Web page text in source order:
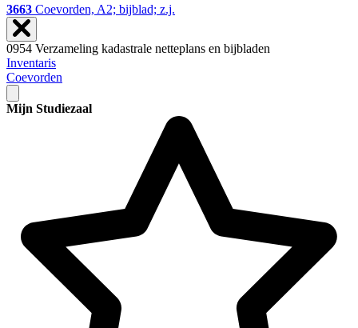
3663 Coevorden, A2; bijblad; z.j.
0954 Verzameling kadastrale netteplans en bijbladen
Inventaris
Coevorden
Mijn Studiezaal